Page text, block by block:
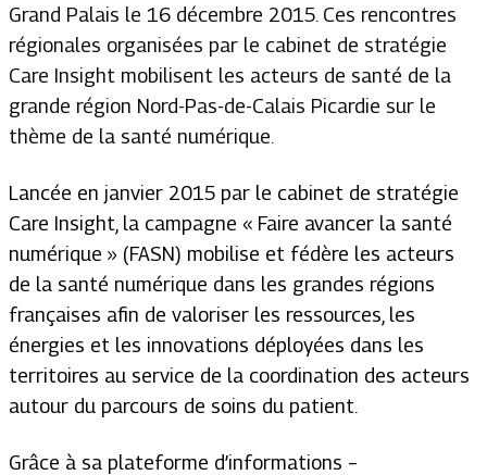
Grand Palais le 16 décembre 2015. Ces rencontres
régionales organisées par le cabinet de stratégie
Care Insight mobilisent les acteurs de santé de la
grande région Nord-Pas-de-Calais Picardie sur le
thème de la santé numérique.
Lancée en janvier 2015 par le cabinet de stratégie
Care Insight, la campagne « Faire avancer la santé
numérique » (FASN) mobilise et fédère les acteurs
de la santé numérique dans les grandes régions
françaises afin de valoriser les ressources, les
énergies et les innovations déployées dans les
territoires au service de la coordination des acteurs
autour du parcours de soins du patient.
Grâce à sa plateforme d’informations –